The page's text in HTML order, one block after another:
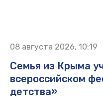
08 августа 2026, 10:19
Семья из Крыма
всероссийском
детства»